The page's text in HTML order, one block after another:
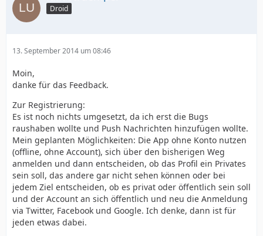
Droid
13. September 2014 um 08:46
Moin,
danke für das Feedback.
Zur Registrierung:
Es ist noch nichts umgesetzt, da ich erst die Bugs
raushaben wollte und Push Nachrichten hinzufügen wollte.
Mein geplanten Möglichkeiten: Die App ohne Konto nutzen
(offline, ohne Account), sich über den bisherigen Weg
anmelden und dann entscheiden, ob das Profil ein Privates
sein soll, das andere gar nicht sehen können oder bei
jedem Ziel entscheiden, ob es privat oder öffentlich sein soll
und der Account an sich öffentlich und neu die Anmeldung
via Twitter, Facebook und Google. Ich denke, dann ist für
jeden etwas dabei.